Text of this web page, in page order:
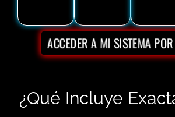
ACCEDER A MI SISTEMA
¿Qué Incluye